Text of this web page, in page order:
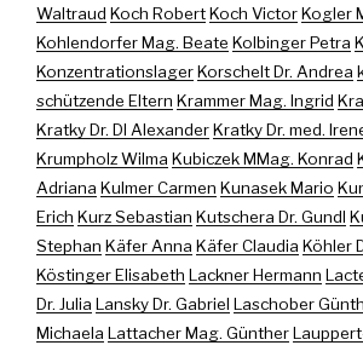
Waltraud Koch RobertKoch VictorKogler
Kohlendorfer Mag. Beate Kolbinger Petra
KonzentrationslagerKorschelt Dr. Andrea
schützende Eltern Krammer Mag. Ingrid
Kratky Dr. DI AlexanderKratky Dr. med.
Krumpholz Wilma Kubiczek MMag. Konrad
Adriana Kulmer Carmen Kunasek Mario
Erich Kurz Sebastian Kutschera Dr. Gundl
Stephan Käfer Anna Käfer Claudia Köhler
Köstinger Elisabeth Lackner Hermann
Dr. Julia Lansky Dr. Gabriel Laschober
Michaela Lattacher Mag. Günther